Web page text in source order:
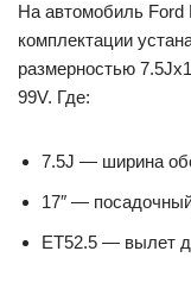
На автомобиль Ford
комплектации
размерностью
99V. Где:
7.5J — ширина
17″ —
ET52.5 — вылет